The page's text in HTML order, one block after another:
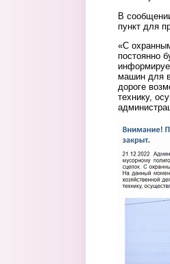
В
пункт для
«С
постоянно
машин для
дороге
технику,
skrin.jpg